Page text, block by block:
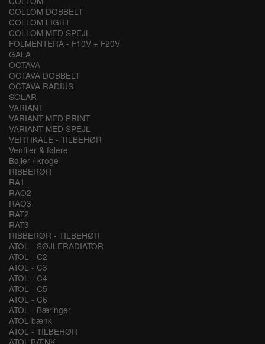
COLLOM DOBBELT
COLLOM LIGHT
COLLOM MED SPEJL
FOLMENTERA - F10V + F20V
GALA
OCTAVA
OCTAVA DOBBELT
OCTAVA RADIUS
SOLAR
VARIANT
VARIANT MED PRINT
VARIANT MED SPEJL
VERTIKALE - TILBEHØR
Ventiler & følere
Bøjler / kroge
RIBBERØR
RA1
RAO2
RAO3
RAT2
RAT3
RIBBERØR - TILBEHØR
ATOL - SØJLERADIATOR
ATOL - C2
ATOL - C3
ATOL - C4
ATOL - C5
ATOL - C6
ATOL - Bæringer
ATOL bænk
ATOL - TILBEHØR
ATOL-BÆNK